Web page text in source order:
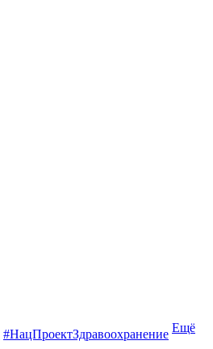
#НацПроектЗдравоохранение Ещё